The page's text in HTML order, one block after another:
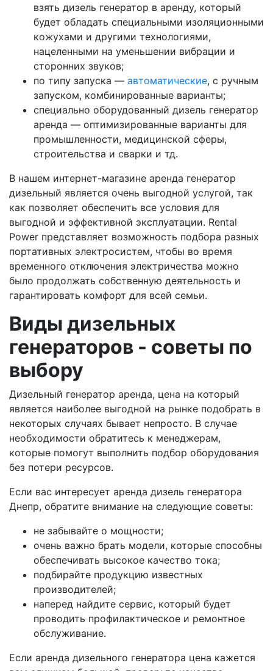
взять дизель генератор в аренду, который
будет обладать специальными изоляционными
кожухами и другими технологиями,
нацеленными на уменьшении вибрации и
сторонних звуков;
по типу запуска — автоматические, с ручным
запуском, комбинированные варианты;
специально оборудованный дизель генератор
аренда — оптимизированные варианты для
промышленности, медицинской сферы,
строительства и сварки и тд.
В нашем интернет-магазине аренда генератор
дизельный является очень выгодной услугой, так
как позволяет обеспечить все условия для
выгодной и эффективной эксплуатации. Rental
Power представляет возможность подбора разных
портативных электросистем, чтобы во время
временного отключения электричества можно
было продолжать собственную деятельность и
гарантировать комфорт для всей семьи.
Виды дизельных
генераторов - советы по
выбору
Дизельный генератор аренда, цена на который
является наиболее выгодной на рынке подобрать в
некоторых случаях бывает непросто. В случае
необходимости обратитесь к менеджерам,
которые помогут выполнить подбор оборудования
без потери ресурсов.
Если вас интересует аренда дизель генератора
Днепр, обратите внимание на следующие советы:
не забывайте о мощности;
очень важно брать модели, которые способны
обеспечивать высокое качество тока;
подбирайте продукцию известных
производителей;
наперед найдите сервис, который будет
проводить профилактическое и ремонтное
обслуживание.
Если аренда дизельного генератора цена кажется